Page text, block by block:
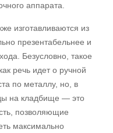
аппарата.
изготавливаются из
презентабельнее и
Безусловно, такое
речь идет о ручной
по металлу, но, в
на кладбище — это
позволяющие
максимально